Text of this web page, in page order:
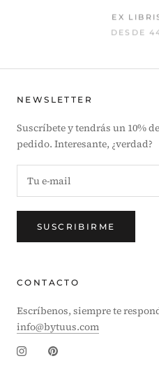
DESDE
NEWSLETTER
Suscríbete y tendrás un 10%
pedido. Interesante, ¿verdad?
SUSCRIBIRME
CONTACTO
Escríbenos, siempre te
info@bytuus.com